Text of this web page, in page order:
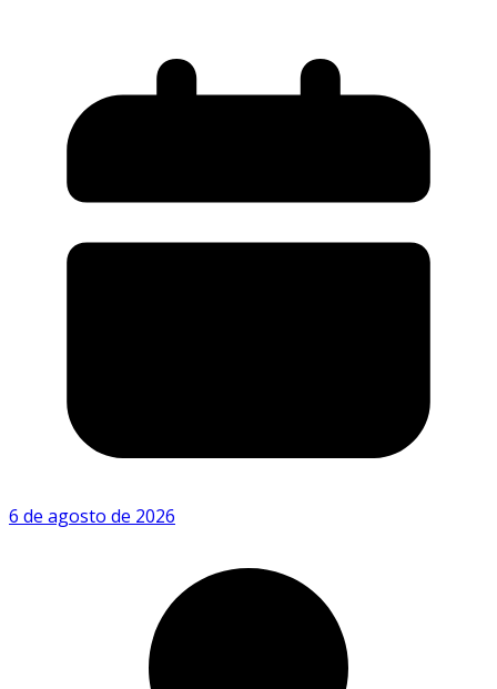
6 de agosto de 2026